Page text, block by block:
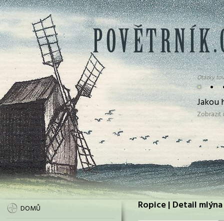
• •
Otázky
Jakou
DOMŮ
Ropice | Detail mlýna